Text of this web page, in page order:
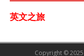
英文之旅
Copyright ©